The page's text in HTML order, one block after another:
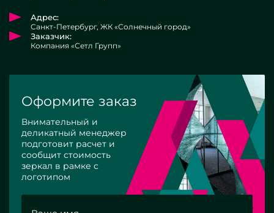
Адрес:
Санкт-Петербург, ЖК «Солнечный город»
Заказчик:
Компания «Сетл Групп»
Оформите заказ
Внимательный и
деликатный менеджер
подготовит расчет и
сообщит стоимость
зеркал в рамке с
логотипом